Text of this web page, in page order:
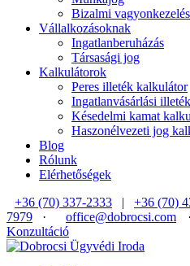
Bizalmi vagyonkezelés
Vállalkozásoknak
Ingatlanberuházás
Társasági jog
Kalkulátorok
Peres illeték kalkulátor
Ingatlanvásárlási
Késedelmi kamat
Haszonélvezeti jog
Blog
Rólunk
Elérhetőségek
+36 (70) 337-2333
|
+36 (70)
7979
· office@dobrocsi.com ·
Konzultáció